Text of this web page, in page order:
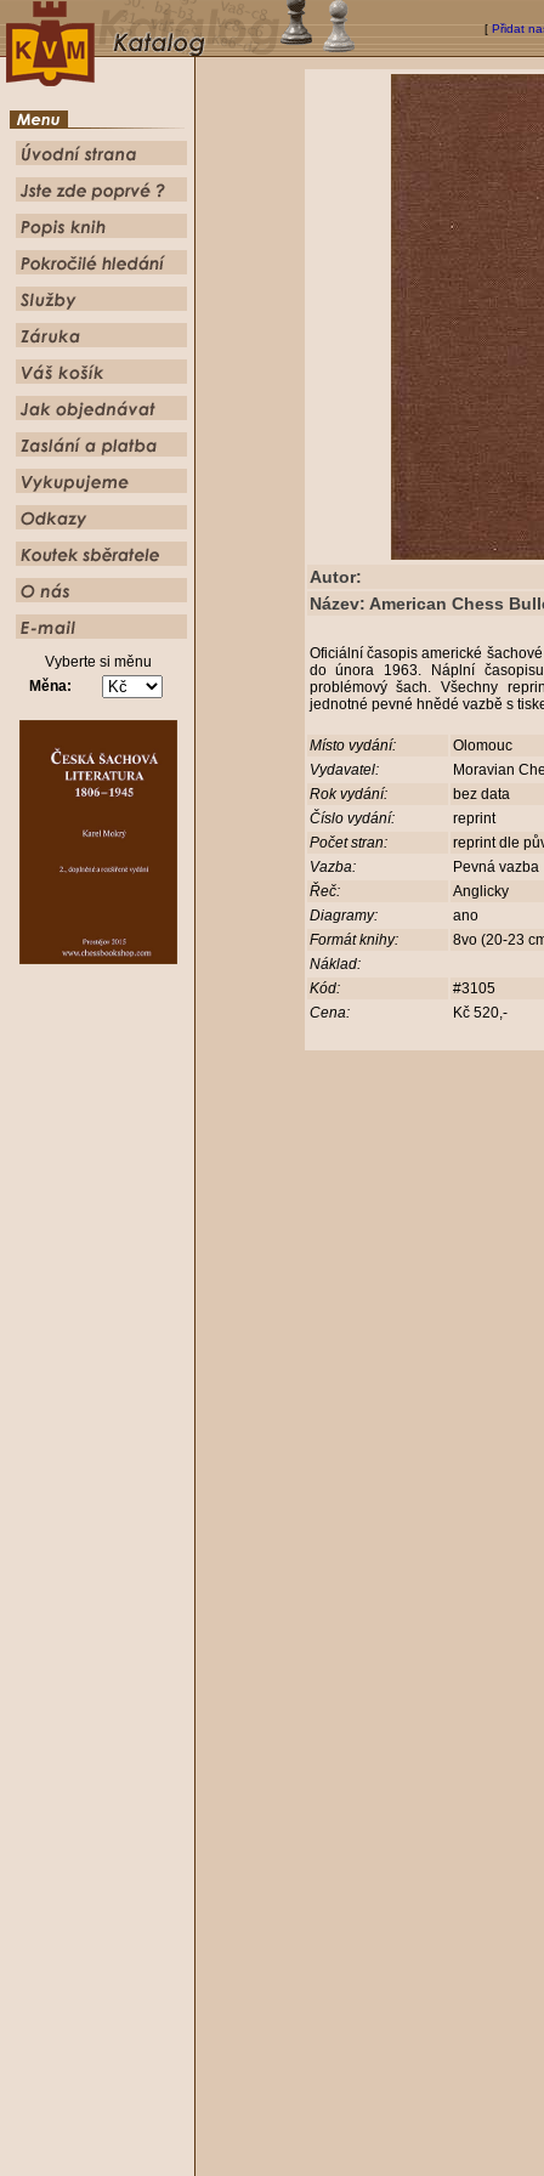
[ Přidat
Vyberte si měnu
Měna:
Autor:
Název: American Chess
Oficiální časopis americké
do února 1963. Náplní
problémový šach. Všechny
jednotné pevné hnědé vazbě s
Místo vydání:
Olomouc
Vydavatel:
Moravian
Rok vydání:
bez data
Číslo vydání:
reprint
Počet stran:
reprint dle
Vazba:
Pevná vazba
Řeč:
Anglicky
Diagramy:
ano
Formát knihy:
8vo (20-23
Náklad:
Kód:
#3105
Cena:
Kč 520,-